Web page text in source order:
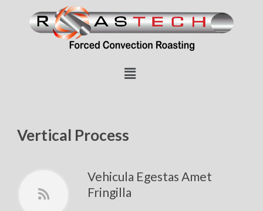
Vertical Process
Vehicula Egestas Amet
Fringilla